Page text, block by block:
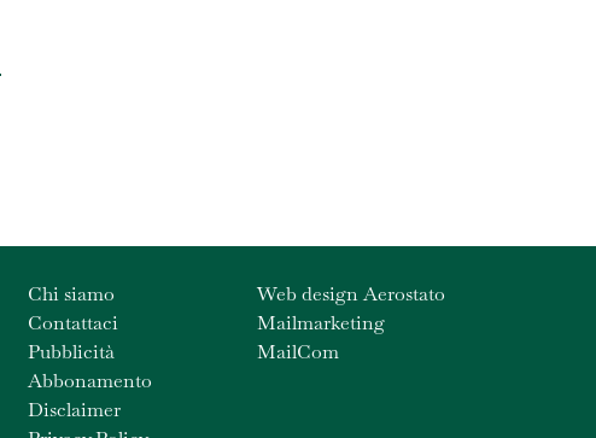
Chi siamo
Contattaci
Pubblicità
Abbonamento
Disclaimer
Web design Aerostato
Mailmarketing
MailCom